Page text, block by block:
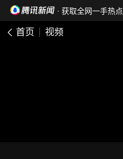
· 获取全网一手热点
首页 视频